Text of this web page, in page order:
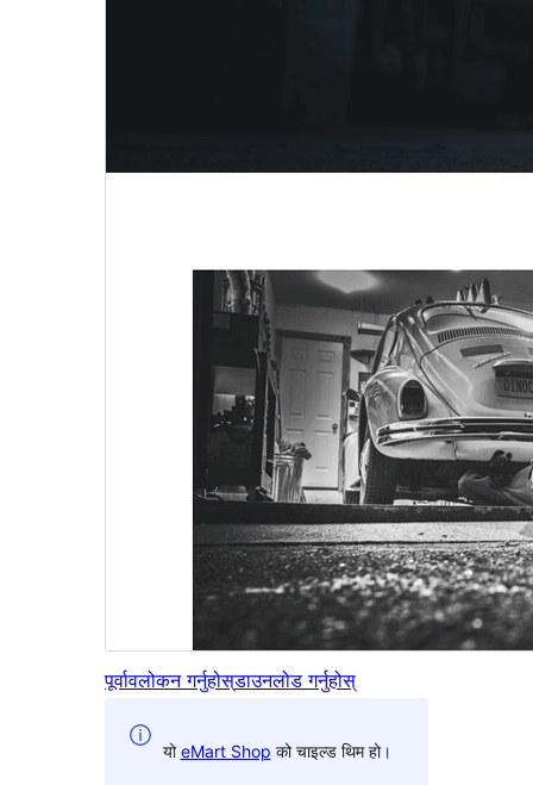
पूर्वावलोकन गर्नुहोस्डाउनलोड गर्नुहोस्
योeMart Shop को चाइल्ड थिम हो।